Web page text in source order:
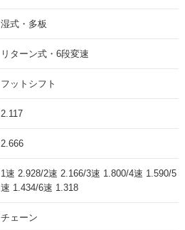
湿式・多板
リターン式・6段変速
フットシフト
2.117
2.666
1速 2.928/2速 2.166/3速 1.800/4速 1.590/5
速 1.434/6速 1.318
チェーン